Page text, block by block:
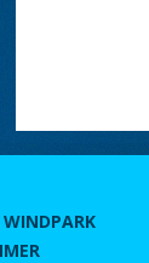
WINDPARK